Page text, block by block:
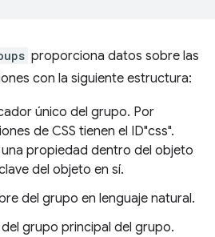
proporciona datos sobre las
con la siguiente estructura:
único del grupo. Por
de CSS tienen el ID"css".
una propiedad dentro del objeto
del objeto en sí.
del grupo en lenguaje natural.
del grupo principal del grupo.